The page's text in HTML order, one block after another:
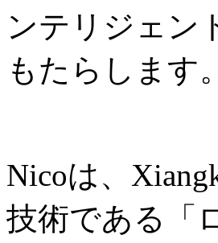
ンテリジェン
もたらします。
Nicoは、
技術である「